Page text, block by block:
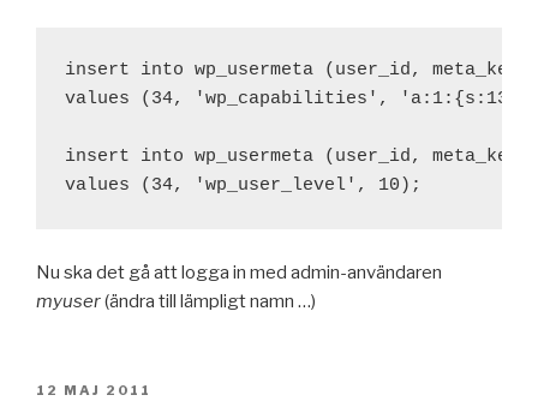
insert into wp_usermeta (user_id,
values (34, 'wp_capabilities',
insert into wp_usermeta (user_id,
Nu ska det gå att logga in med admin-användaren
myuser(ändra till lämpligt namn …)
PUBLICERAT
12 MAJ 2011